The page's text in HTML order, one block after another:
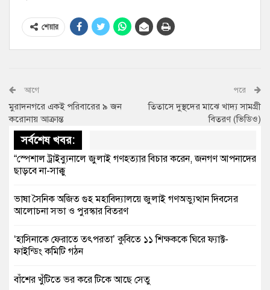
শেয়ার
আগে
মুরাদনগরে একই পরিবারের ৯ জন
করোনায় আক্রান্ত
পরে
তিতাসে দুস্থদের মাঝে খাদ্য সামগ্রী
বিতরণ (ভিডিও)
সর্বশেষ খবর:
“স্পেশাল ট্রাইব্যুনালে জুলাই গণহত্যার বিচার করেন, জনগণ আপনাদের
ছাড়বে না-সাক্কু
ভাষা সৈনিক অজিত গুহ মহাবিদ্যালয়ে জুলাই গণঅভ্যুত্থান দিবসের
আলোচনা সভা ও পুরস্কার বিতরণ
‘হাসিনাকে ফেরাতে তৎপরতা’ কুবিতে ১১ শিক্ষককে ঘিরে ফ্যাক্ট-
ফাইন্ডিং কমিটি গঠন
বাঁশের খুঁটিতে ভর করে টিকে আছে সেতু